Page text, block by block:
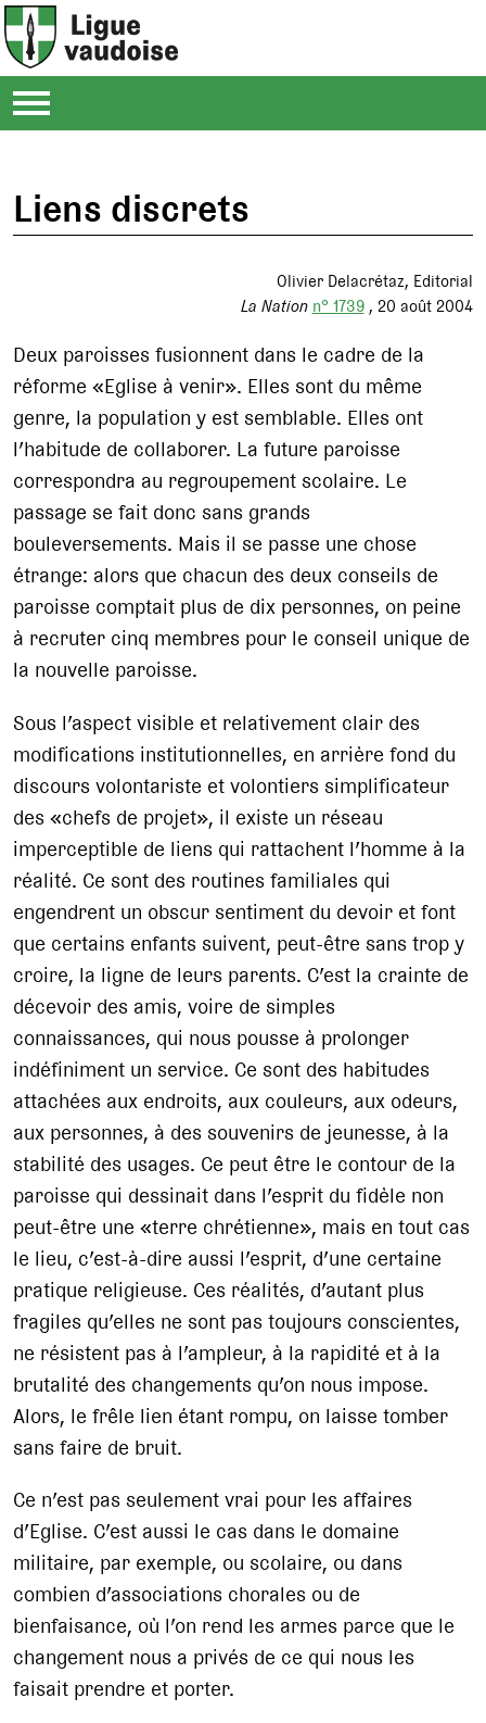
Liens discrets
Olivier Delacrétaz Editorial
La Nation n° 1739 20 août 2004
Deux paroisses fusionnent dans le cadre de la
réforme «Eglise à venir». Elles sont du même
genre, la population y est semblable. Elles ont
l’habitude de collaborer. La future paroisse
correspondra au regroupement scolaire. Le
passage se fait donc sans grands
bouleversements. Mais il se passe une chose
étrange: alors que chacun des deux conseils de
paroisse comptait plus de dix personnes, on peine
à recruter cinq membres pour le conseil unique de
la nouvelle paroisse.
Sous l’aspect visible et relativement clair des
modifications institutionnelles, en arrière fond du
discours volontariste et volontiers simplificateur
des «chefs de projet», il existe un réseau
imperceptible de liens qui rattachent l’homme à la
réalité. Ce sont des routines familiales qui
engendrent un obscur sentiment du devoir et font
que certains enfants suivent, peut-être sans trop y
croire, la ligne de leurs parents. C’est la crainte de
décevoir des amis, voire de simples
connaissances, qui nous pousse à prolonger
indéfiniment un service. Ce sont des habitudes
attachées aux endroits, aux couleurs, aux odeurs,
aux personnes, à des souvenirs de jeunesse, à la
stabilité des usages. Ce peut être le contour de la
paroisse qui dessinait dans l’esprit du fidèle non
peut-être une «terre chrétienne», mais en tout cas
le lieu, c’est-à-dire aussi l’esprit, d’une certaine
pratique religieuse. Ces réalités, d’autant plus
fragiles qu’elles ne sont pas toujours conscientes,
ne résistent pas à l’ampleur, à la rapidité et à la
brutalité des changements qu’on nous impose.
Alors, le frêle lien étant rompu, on laisse tomber
sans faire de bruit.
Ce n’est pas seulement vrai pour les affaires
d’Eglise. C’est aussi le cas dans le domaine
militaire, par exemple, ou scolaire, ou dans
combien d’associations chorales ou de
bienfaisance, où l’on rend les armes parce que le
changement nous a privés de ce qui nous les
faisait prendre et porter.